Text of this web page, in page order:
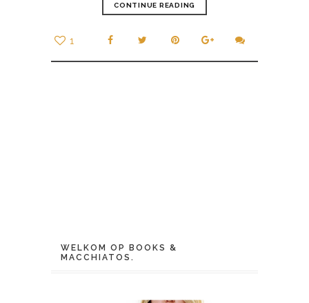
CONTINUE READING
1
WELKOM OP BOOKS &
MACCHIATOS.